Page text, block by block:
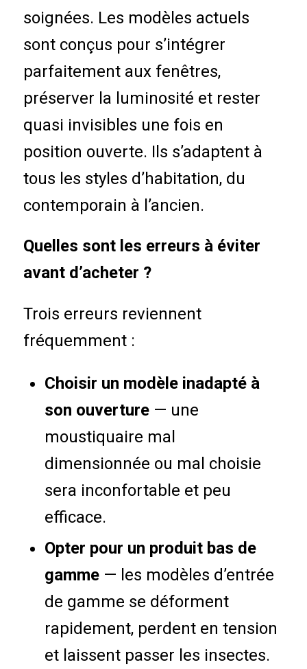
soignées. Les modèles actuels
sont conçus pour s’intégrer
parfaitement aux fenêtres,
préserver la luminosité et rester
quasi invisibles une fois en
position ouverte. Ils s’adaptent à
tous les styles d’habitation, du
contemporain à l’ancien.
Quelles sont les erreurs à éviter
avant d’acheter ?
Trois erreurs reviennent
fréquemment :
Choisir un modèle inadapté à
son ouverture— une
moustiquaire mal
dimensionnée ou mal choisie
sera inconfortable et peu
efficace.
Opter pour un produit bas de
gamme— les modèles d’entrée
de gamme se déforment
rapidement, perdent en tension
et laissent passer les insectes.